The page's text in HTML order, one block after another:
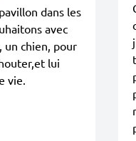
dans les
avec
un chien, pour
lui
vie.